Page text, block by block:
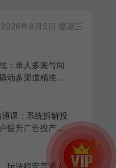
2026年8月5日 星期三
：单人多账号同
动多渠道精准流
课：系统拆解投
提升广告投产回
玩法稳定普通人